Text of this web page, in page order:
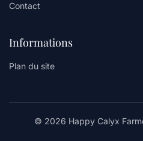
Contact
Informations
Plan du site
© 2026 Happy Calyx